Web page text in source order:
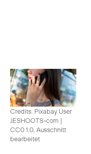
Credits: Pixabay User
JESHOOTS-com |
CC0 1.0, Ausschnitt
bearbeitet